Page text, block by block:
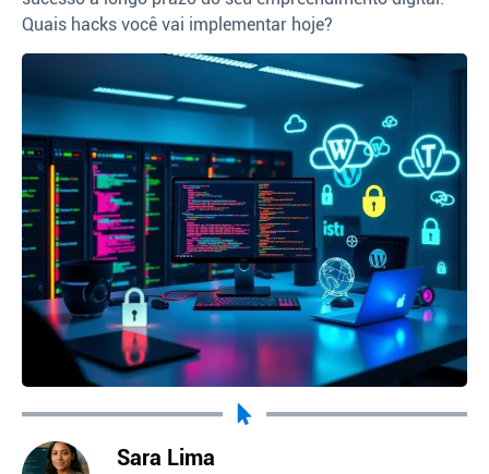
Quais hacks você vai implementar hoje?
Sara Lima